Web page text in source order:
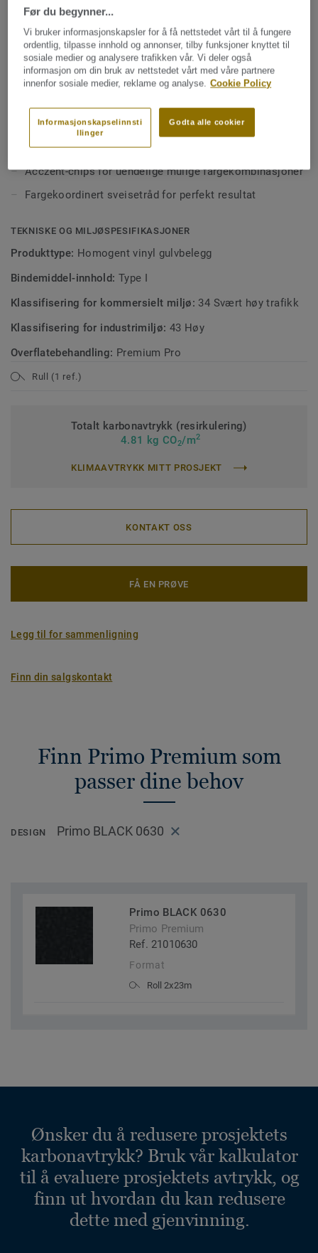
farger som gjør det enkelt å skape helhetlige og
funksjonelle interiører. Premium Pro-overflaten gir gulvet
ekstra robusthet og gjør rengjøringen enklere i hverdagen.
Se mer
NØKKELEGENSKAPER
Inneholder i gjennomsnitt 25 % resirkulert materiale
Premium Pro-overflate som gjør rengjøring enklere og
overflaten mer robust
Moderne og harmoniske farger
Acczent-chips for uendelige mulige fargekombinasjoner
Fargekoordinert sveisetråd for perfekt resultat
TEKNISKE OG MILJØSPESIFIKASJONER
Produkttype: Homogent vinyl gulvbelegg
Bindemiddel-innhold: Type I
Klassifisering for kommersielt miljø: 34 Svært høy trafikk
Klassifisering for industrimiljø: 43 Høy
Overflatebehandling: Premium Pro
Rull (1 ref.)
Totalt karbonavtrykk (resirkulering)
4.81 kg CO2/m2
KLIMAAVTRYKK MITT PROSJEKT
KONTAKT OSS
FÅ EN PRØVE
Legg til for sammenligning
Finn din salgskontakt
Finn Primo Premium som
passer dine behov
DESIGN Primo BLACK 0630
Primo BLACK 0630
Primo Premium
Ref. 21010630
Format
Roll 2x23m
Ønsker du å redusere prosjektets
karbonavtrykk? Bruk vår kalkulator
til å evaluere prosjektets avtrykk, og
finn ut hvordan du kan redusere
dette med gjenvinning.
Før du begynner...
Vi bruker informasjonskapsler for å få nettstedet vårt til å fungere
ordentlig, tilpasse innhold og annonser, tilby funksjoner knyttet til
sosiale medier og analysere trafikken vår. Vi deler også
informasjon om din bruk av nettstedet vårt med våre partnere
innenfor sosiale medier, reklame og analyse. Cookie Policy
Godta alle cookier
Informasjonskapselinnsti
llinger